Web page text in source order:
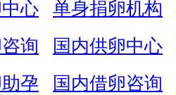
心
单身捐卵机构
询
国内供卵中心
孕
国内借卵咨询